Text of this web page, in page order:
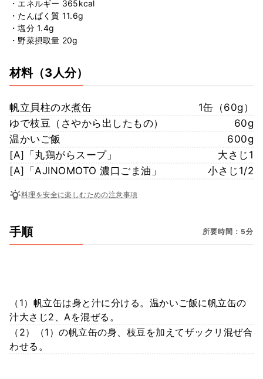
・エネルギー 365kcal
・たんぱく質 11.6g
・塩分 1.4g
・野菜摂取量 20g
材料（3人分）
帆立貝柱の水煮缶
1缶（60g）
ゆで枝豆（さやから出したもの）
60g
温かいご飯
600g
[A]「丸鶏がらスープ」
大さじ1
[A]「AJINOMOTO 濃口ごま油」
小さじ1/2
料理を安全に楽しむための注意事項
手順 所要時間：5分
（1）帆立缶は身と汁に分ける。温かいご飯に帆立缶の
汁大さじ2、Aを混ぜる。
（2）（1）の帆立缶の身、枝豆を加えてザックリ混ぜ合
わせる。